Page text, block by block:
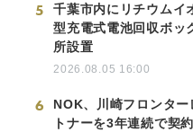
5
千葉市内にリチウムイ
型充電式電池回収ボッ
所設置
2026.08.05 16:00
6
NOK、川崎フロンタ
トナーを3年連続で契約